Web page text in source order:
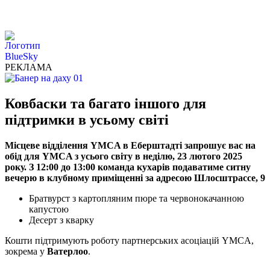
РЕКЛАМА
Ковбаски та багато іншого для
підтримки в усьому світі
Місцеве відділення YMCA в Еберштадті запрошує вас на
обід для YMCA з усього світу в неділю, 23 лютого 2025
року. З 12:00 до 13:00 команда кухарів подаватиме ситну
вечерю в клубному приміщенні за адресою Шлосштрассе, 9
Братвурст з картопляним пюре та червонокачанною
капустою
Десерт з кварку
Кошти підтримують роботу партнерських асоціацій YMCA,
зокрема у Ватерлоо.